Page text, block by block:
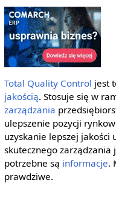
Total Quality Control jest
jakością. Stosuje się w
zarządzania
ulepszenie pozycji
uzyskanie lepszej jakości
skutecznego zarządzania
potrzebne są informacje.
prawdziwe.